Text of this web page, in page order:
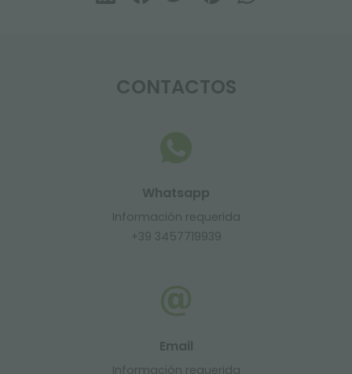
CONTACTOS
Whatsapp
Información requerida
+39 3457719939
Email
Información requerida